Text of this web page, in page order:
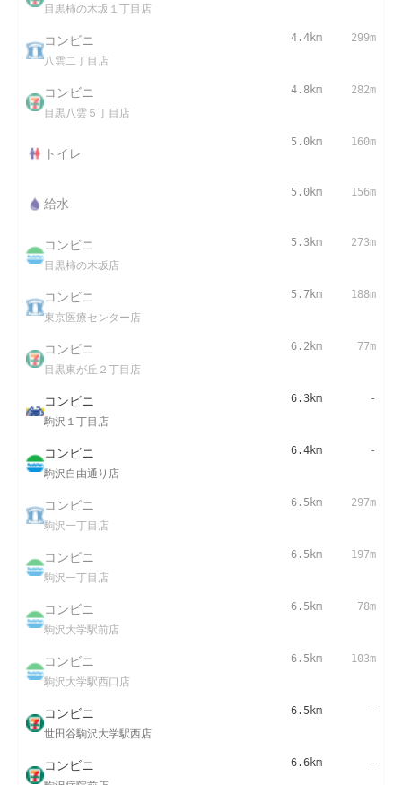
目黒柿の木坂１丁目店
コンビニ
八雲二丁目店
4.4km 299m
コンビニ
目黒八雲５丁目店
4.8km 282m
トイレ
5.0km 160m
給水
5.0km 156m
コンビニ
目黒柿の木坂店
5.3km 273m
コンビニ
東京医療センター店
5.7km 188m
コンビニ
目黒東が丘２丁目店
6.2km 77m
コンビニ
駒沢１丁目店
6.3km -
コンビニ
駒沢自由通り店
6.4km -
コンビニ
駒沢一丁目店
6.5km 297m
コンビニ
駒沢一丁目店
6.5km 197m
コンビニ
駒沢大学駅前店
6.5km 78m
コンビニ
駒沢大学駅西口店
6.5km 103m
コンビニ
世田谷駒沢大学駅西店
6.5km -
コンビニ 6.6km -